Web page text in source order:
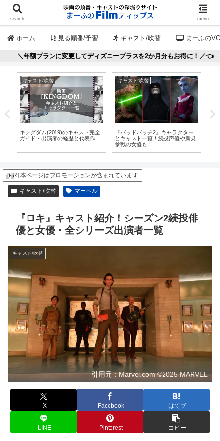
ホーム 見る順番/予習 キャスト/吹替 まーふの
変更してディズニープラスを2か月分もお得に！／👈
キャスト/吹替
キングダム(2019)のキャスト完全
ガイド・出演者の経歴と代表作
キャスト/吹替
『バッドバッチ2』キャラクター
とキャスト一覧！続投声優や新規
参戦の女優も！
[PR] 本ページはプロモーションが含まれています
キャスト/吹替 マーベル
『ロキ』キャスト紹介！シーズン2続投俳
優と女優・全シリーズ出演者一覧
キャスト/吹替
引用元：Marvel.com ©2025 MARVEL
X Facebook はてブ
LINE Pinterest コピー
search menu